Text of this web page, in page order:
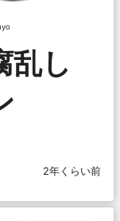
し
2年くらい前